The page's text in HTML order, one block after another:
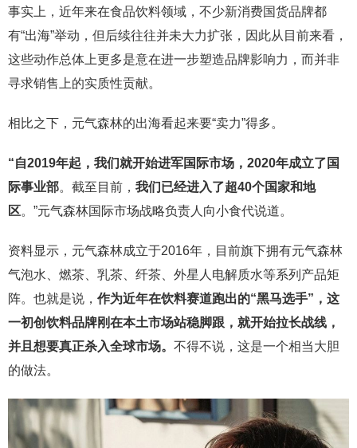
事实上，近年来在食品饮料领域，不少新消费国货品牌都
有“出海”举动，但后续往往并未大力扩张，因此从目前来看，
这些动作总体上更多是意在进一步塑造品牌影响力，而并非
寻求销售上的实质性贡献。
相比之下，元气森林的出海看起来要“卖力”得多。
“自2019年起，我们就开始进军国际市场，2020年成立了国
际事业部。截至目前， 我们已经进入了超40个国家和地
区。”元气森林国际市场战略负责人向小食代说道。
资料显示，元气森林成立于2016年，目前旗下拥有元气森林
气泡水、燃茶、乳茶、纤茶、外星人电解质水等系列产品矩
阵。也就是说， 作为近年在饮料赛道跑出的“黑马选手”，这
一初创饮料品牌刚在本土市场站稳脚跟，就开始拉长战线，
并且想要真正杀入全球市场。 不得不说，这是一个相当大胆
的做法。